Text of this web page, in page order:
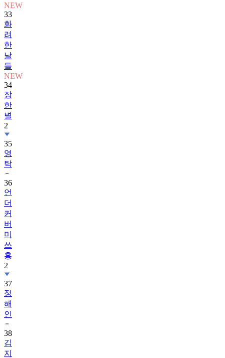
NEW
33
화
려
한
날
들
NEW
34
장
한
별
2
35
영
탁
36
언
더
커
버
미
쓰
홍
2
37
정
해
인
38
김
지